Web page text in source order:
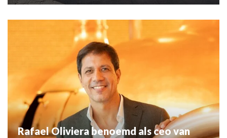
Rafael Oliviera benoemd als ceo van